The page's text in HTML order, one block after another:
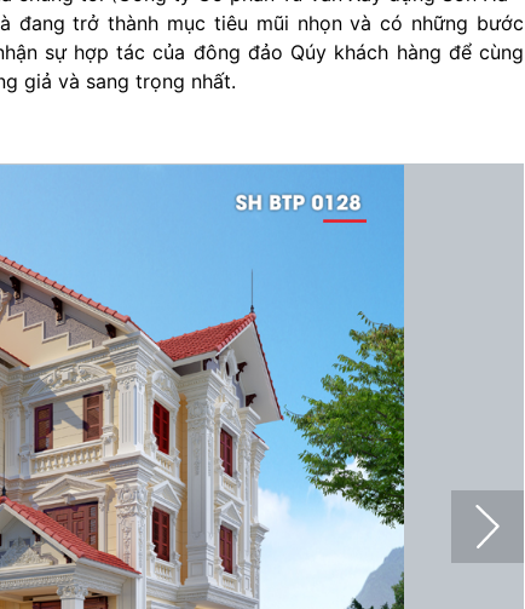
đang trở thành mục tiêu mũi nhọn và có những bước
sự hợp tác của đông đảo Qúy khách hàng để cùng
giả và sang trọng nhất.